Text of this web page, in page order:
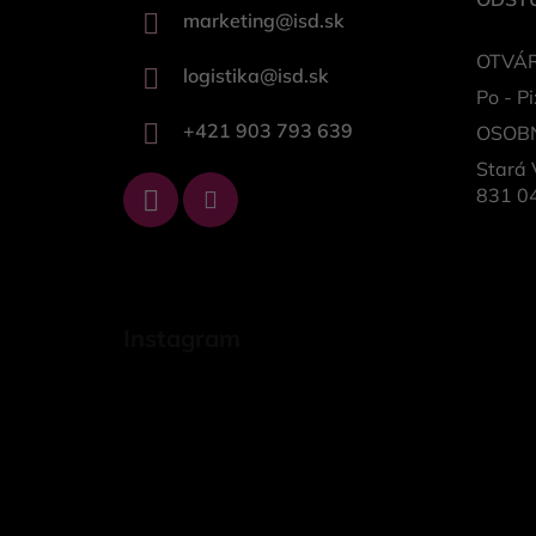
marketing@isd.sk
logistika@isd.sk
+421 903 793 639
Po -
Stará
831